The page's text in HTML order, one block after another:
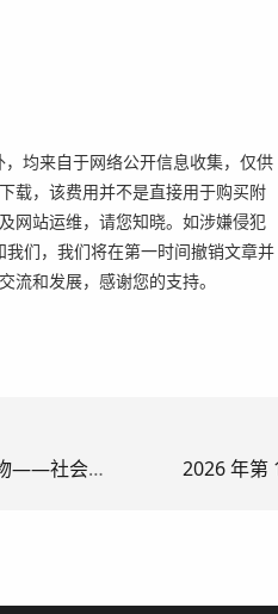
，均来自于网络公开信息收集，仅供
载，该费用并不是直接用于购买附
网站运维，请您知晓。如涉嫌侵犯
们，我们将在第一时间撤销文章并
流和发展，感谢您的支持。
五种常见的睡眠类型：睡眠——生物——社会心理